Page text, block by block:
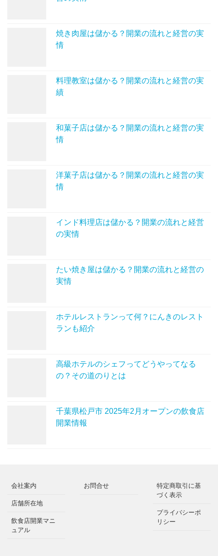
焼き肉屋は儲かる？開業の流れと経営の実
情
料理教室は儲かる？開業の流れと経営の実
績
和菓子店は儲かる？開業の流れと経営の実
情
洋菓子店は儲かる？開業の流れと経営の実
情
インド料理店は儲かる？開業の流れと経営
の実情
たい焼き屋は儲かる？開業の流れと経営の
実情
ホテルレストランって何？にんきのレスト
ランも紹介
高級ホテルのシェフってどうやってなる
の？その道のりとは
千葉県松戸市 2025年2月オープンの飲食店
開業情報
会社案内
店舗所在地
飲食店開業マニ
ュアル
お問合せ
特定商取引に基
づく表示
プライバシーポ
リシー